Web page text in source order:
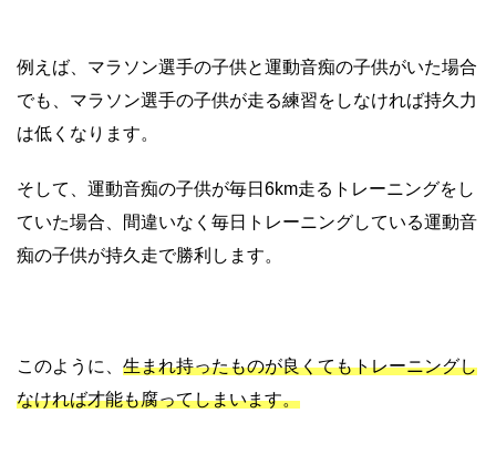
例えば、マラソン選手の子供と運動音痴の子供がいた場合
でも、マラソン選手の子供が走る練習をしなければ持久力
は低くなります。
そして、運動音痴の子供が毎日6km走るトレーニングをし
ていた場合、間違いなく毎日トレーニングしている運動音
痴の子供が持久走で勝利します。
このように、 生まれ持ったものが良くてもトレーニングし
なければ才能も腐ってしまいます。